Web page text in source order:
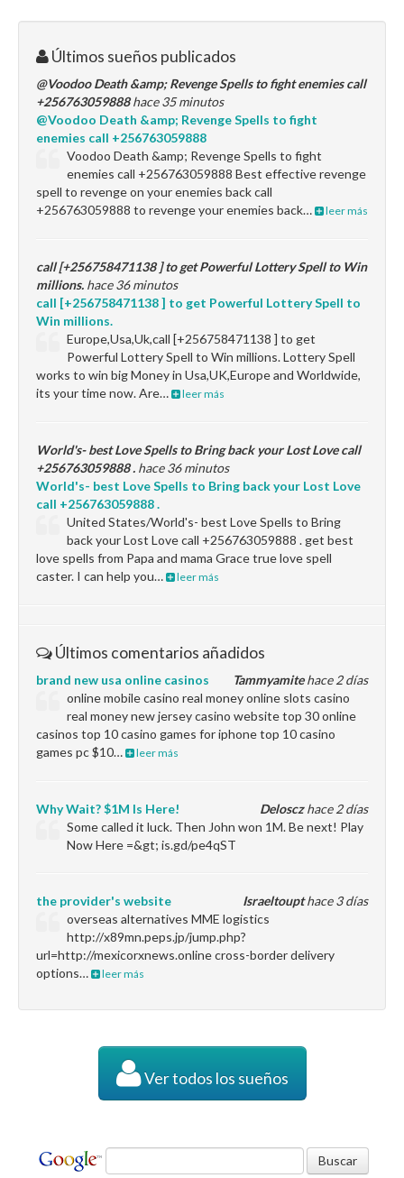
Últimos sueños publicados
@Voodoo Death &amp; Revenge Spells to fight enemies call
+256763059888hace 35 minutos
@Voodoo Death &amp; Revenge Spells to fight
enemies call +256763059888
Voodoo Death &amp; Revenge Spells to fight
enemies call +256763059888 Best effective revenge
spell to revenge on your enemies back call
+256763059888 to revenge your enemies back…
leer más
call [+256758471138 ] to get Powerful Lottery Spell to Win
millions. hace 36 minutos
call [+256758471138 ] to get Powerful Lottery Spell to
Win millions.
Europe,Usa,Uk,call [+256758471138 ] to get
Powerful Lottery Spell to Win millions. Lottery Spell
works to win big Money in Usa,UK,Europe and Worldwide,
its your time now. Are…
leer más
World's- best Love Spells to Bring back your Lost Love call
+256763059888 . hace 36 minutos
World's- best Love Spells to Bring back your Lost Love
call +256763059888 .
United States/World's- best Love Spells to Bring
back your Lost Love call +256763059888 . get best
love spells from Papa and mama Grace true love spell
caster. I can help you…
leer más
Últimos comentarios añadidos
Tammyamitehace 2 días
brand new usa online casinos
online mobile casino real money online slots casino
real money new jersey casino website top 30 online
casinos top 10 casino games for iphone top 10 casino
games pc $10…
leer más
Delosczhace 2 días
Why Wait? $1M Is Here!
Some called it luck. Then John won 1M. Be next! Play
Now Here =&gt; is.gd/pe4qST
Israeltoupthace 3 días
the provider's website
overseas alternatives MME logistics
http://x89mn.peps.jp/jump.php?
url=http://mexicorxnews.online cross-border delivery
options…
leer más
Ver todos los sueños